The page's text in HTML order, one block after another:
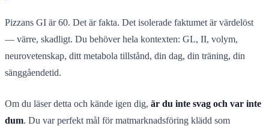
Pizzans GI är 60. Det är fakta. Det isolerade faktumet är värdelöst
— värre, skadligt. Du behöver hela kontexten: GL, II, volym,
neurovetenskap, ditt metabola tillstånd, din dag, din träning, din
sänggåendetid.
Om du läser detta och kände igen dig, är du inte svag och var inte
dum. Du var perfekt mål för matmarknadsföring klädd som